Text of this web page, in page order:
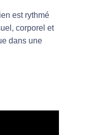
est rythmé
corporel et
dans une